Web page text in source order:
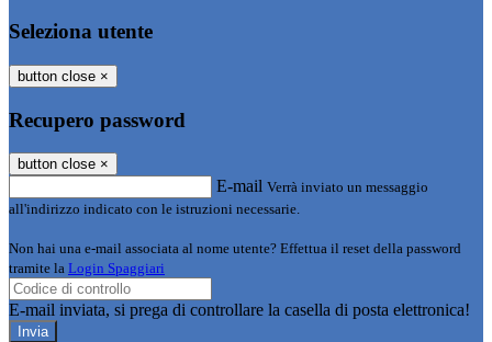
Seleziona utente
button close ×
Recupero password
button close ×
E-mail Verrà inviato un messaggio
all'indirizzo indicato con le istruzioni necessarie.
Non hai una e-mail associata al nome utente? Effettua il reset della password
tramite la Login Spaggiari
E-mail inviata, si prega di controllare la casella di posta elettronica!